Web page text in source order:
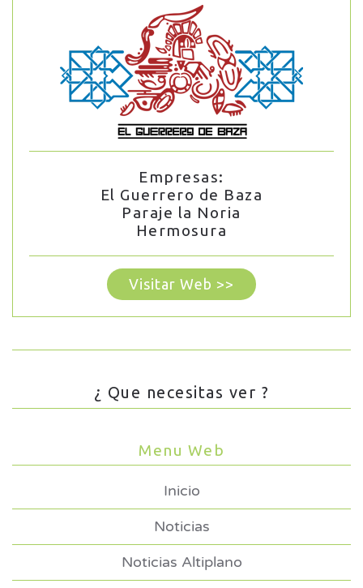
Empresas:
El Guerrero de Baza
Paraje la Noria
Hermosura
Visitar Web >>
¿ Que necesitas ver ?
Menu Web
Inicio
Noticias
Noticias Altiplano